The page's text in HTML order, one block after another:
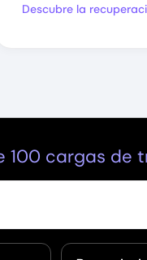
Descubre la
100 cargas de